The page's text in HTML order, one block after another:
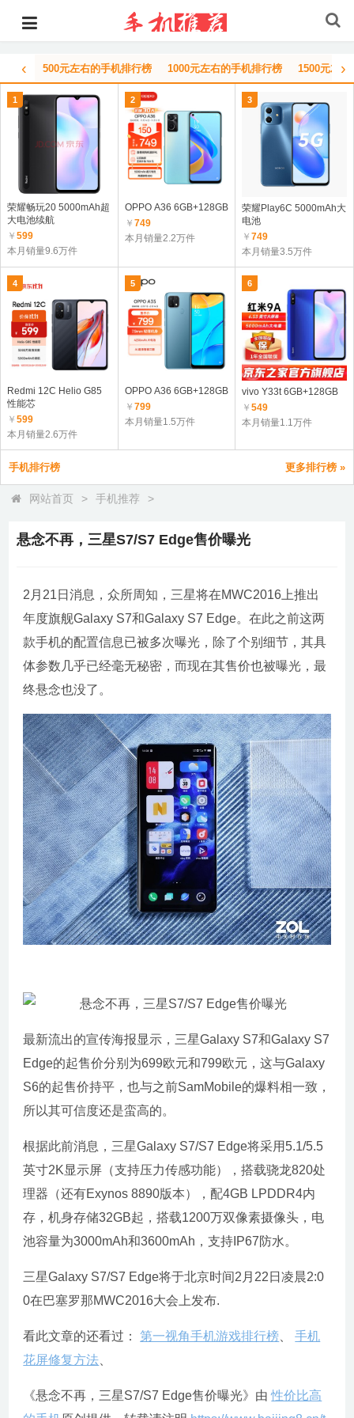
‹ 500元左右的手机排行榜 1000元左右的手机排行榜 1500元左›
1
荣耀畅玩20 5000mAh超
大电池续航
￥ 599
本月销量9.6万件
2
OPPO A36 6GB+128GB
￥ 749
本月销量2.2万件
3
荣耀Play6C 5000mAh大
电池
￥749
本月销量3.5万件
4
Redmi 12C Helio G85
性能芯
￥ 599
本月销量2.6万件
5
OPPO A36 6GB+128GB
￥ 799
本月销量1.5万件
6
vivo Y33t 6GB+128GB
￥549
本月销量1.1万件
手机排行榜 更多排行榜 »
网站首页 > 手机推荐 >
悬念不再，三星S7/S7 Edge售价曝光
2月21日消息，众所周知，三星将在MWC2016上推出
年度旗舰Galaxy S7和Galaxy S7 Edge。在此之前这两
款手机的配置信息已被多次曝光，除了个别细节，其具
体参数几乎已经毫无秘密，而现在其售价也被曝光，最
终悬念也没了。
最新流出的宣传海报显示，三星Galaxy S7和Galaxy S7
Edge的起售价分别为699欧元和799欧元，这与Galaxy
S6的起售价持平，也与之前SamMobile的爆料相一致，
所以其可信度还是蛮高的。
根据此前消息，三星Galaxy S7/S7 Edge将采用5.1/5.5
英寸2K显示屏（支持压力传感功能），搭载骁龙820处
理器（还有Exynos 8890版本），配4GB LPDDR4内
存，机身存储32GB起，搭载1200万双像素摄像头，电
池容量为3000mAh和3600mAh，支持IP67防水。
三星Galaxy S7/S7 Edge将于北京时间2月22日凌晨2:0
0在巴塞罗那MWC2016大会上发布.
看此文章的还看过：第一视角手机游戏排行榜 、手机
花屏修复方法
《悬念不再，三星S7/S7 Edge售价曝光》由性价比高